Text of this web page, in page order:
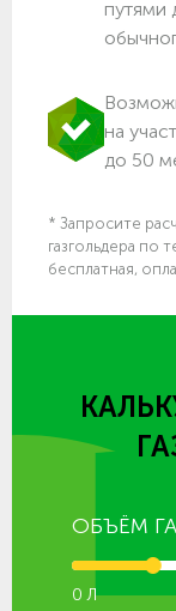
путями
на
до 50
* Запросите
газгольдера по
бесплатная,
ОБЪЁМ
0 Л